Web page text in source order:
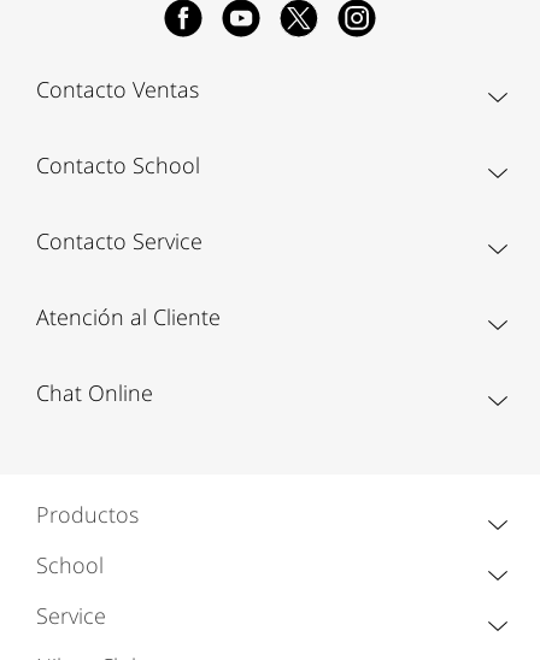
Contacto Ventas
Contacto School
Contacto Service
Atención al Cliente
Chat Online
Productos
School
Service